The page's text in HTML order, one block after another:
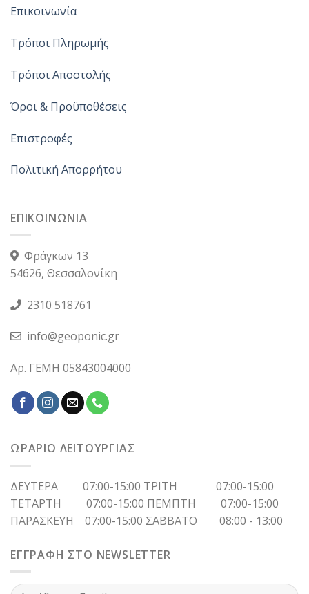
Επικοινωνία
Τρόποι Πληρωμής
Τρόποι Αποστολής
Όροι & Προϋποθέσεις
Επιστροφές
Πολιτική Απορρήτου
ΕΠΙΚΟΙΝΩΝΙΑ
Φράγκων 13
54626, Θεσσαλονίκη
2310 518761
info@geoponic.gr
Αρ. ΓΕΜΗ 05843004000
ΩΡΑΡΙΟ ΛΕΙΤΟΥΡΓΙΑΣ
ΔΕΥΤΕΡΑ 07:00-15:00 ΤΡΙΤΗ 07:00-15:00
ΤΕΤΑΡΤΗ 07:00-15:00 ΠΕΜΠΤΗ 07:00-15:00
ΠΑΡΑΣΚΕΥΗ 07:00-15:00 ΣΑΒΒΑΤΟ 08:00 - 13:00
ΕΓΓΡΑΦΗ ΣΤΟ NEWSLETTER